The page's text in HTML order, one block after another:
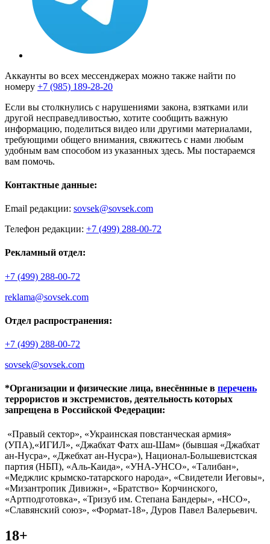
Аккаунты во всех мессенджерах можно также найти по
номеру +7 (985) 189-28-20
Если вы столкнулись с нарушениями закона, взятками или
другой несправедливостью, хотите сообщить важную
информацию, поделиться видео или другими материалами,
требующими общего внимания, свяжитесь с нами любым
удобным вам способом из указанных здесь. Мы постараемся
вам помочь.
Контактные данные:
Email редакции: sovsek@sovsek.com
Телефон редакции: +7 (499) 288-00-72
Рекламный отдел:
+7 (499) 288-00-72
reklama@sovsek.com
Отдел распространения:
+7 (499) 288-00-72
sovsek@sovsek.com
*Организации и физические лица, внесённные в перечень
террористов и экстремистов, деятельность которых
запрещена в Российской Федерации:
«Правый сектор», «Украинская повстанческая армия»
(УПА),«ИГИЛ», «Джабхат Фатх аш-Шам» (бывшая «Джабхат
ан-Нусра», «Джебхат ан-Нусра»), Национал-Большевистская
партия (НБП), «Аль-Каида», «УНА-УНСО», «Талибан»,
«Меджлис крымско-татарского народа», «Свидетели Иеговы»,
«Мизантропик Дивижн», «Братство» Корчинского,
«Артподготовка», «Тризуб им. Степана Бандеры», «НСО»,
«Славянский союз», «Формат-18», Дуров Павел Валерьевич.
18+